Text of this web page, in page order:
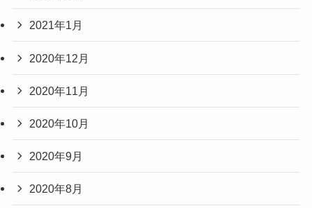
2021年1月
2020年12月
2020年11月
2020年10月
2020年9月
2020年8月